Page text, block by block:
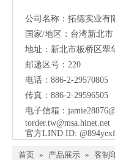
公司名称：拓德实业有
国家/地区：台湾新北市
地址：新北市板桥区翠
邮递区号：220
电话：886-2-29570805
传真：886-2-29596505
电子信箱：
torder.tw@msa.hinet.net
官方LIND ID:
首页 » 产品展示 » 客制